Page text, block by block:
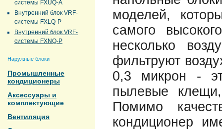
системы FXUQ-A
Внутренний блок VRF-
системы FXLQ-P
Внутренний блок VRF-
системы FXNQ-P
Наружные блоки
Промышленные
кондиционеры
Аксессуары и
комплектующие
Вентиляция
моделей,
самого
несколько
фильтруют
0,3 микрон -
пылевые
Помимо
кондиционер